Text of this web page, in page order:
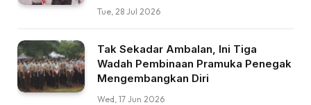
Tue, 28 Jul 2026
Tak Sekadar Ambalan, Ini Tiga
Wadah Pembinaan Pramuka Penegak
Mengembangkan Diri
Wed, 17 Jun 2026